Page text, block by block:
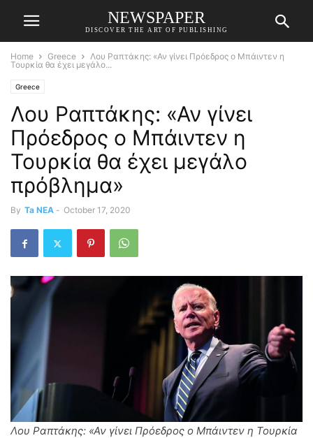
NEWSPAPER
DISCOVER THE ART OF PUBLISHING
Home Greece
Λου Ραπτάκης: «Αν γίνει Πρόεδρος ο Μπάιντεν η
Τουρκία θα έχει μεγάλο...
Greece
Λου Ραπτάκης: «Αν γίνει
Πρόεδρος ο Μπάιντεν η
Τουρκία θα έχει μεγάλο
πρόβλημα»
By Ta NEA - October 17, 2020
Λου Ραπτάκης: «Αν γίνει Πρόεδρος ο Μπάιντεν η Τουρκία